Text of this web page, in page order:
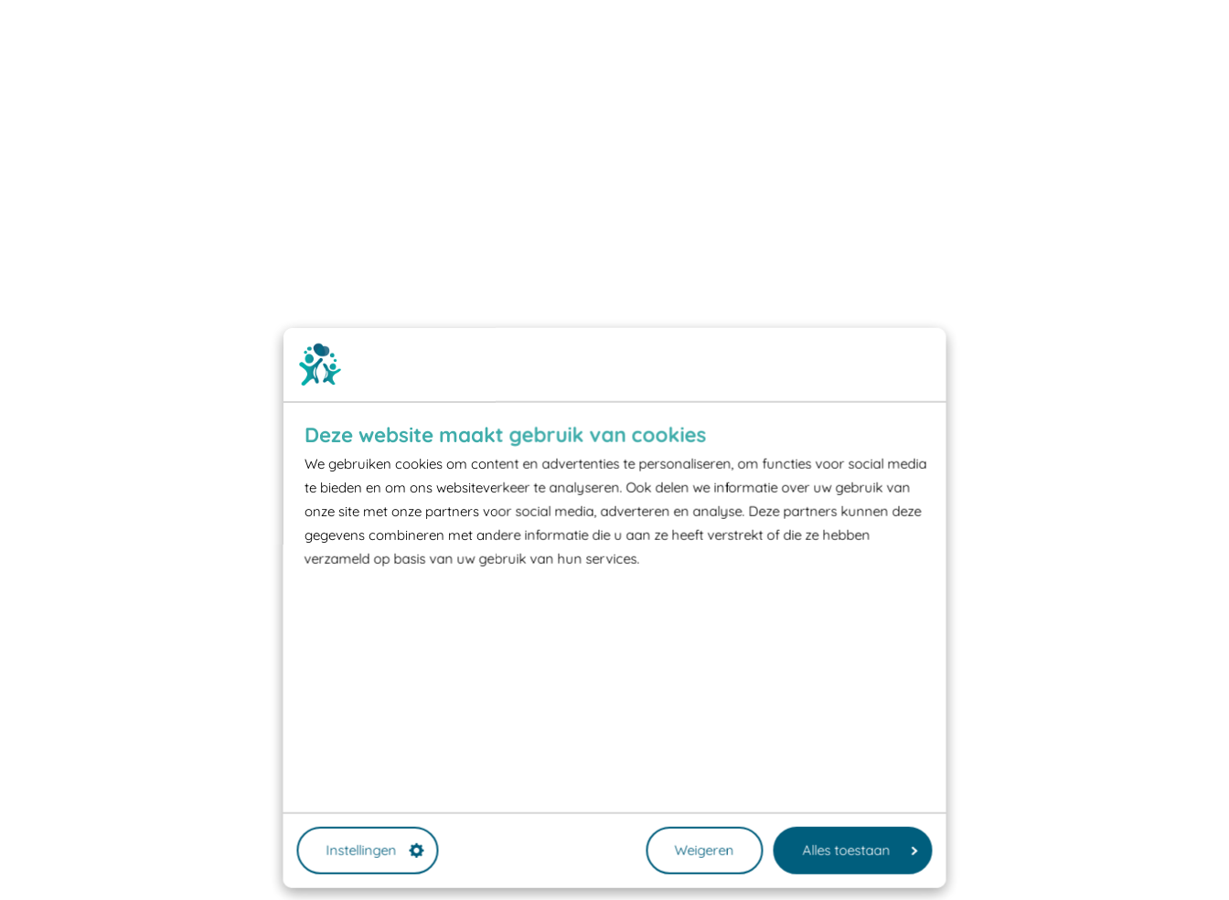
Deze website maakt gebruik van cookies
We gebruiken cookies om content en advertenties te personaliseren, om functies voor social media
te bieden en om ons websiteverkeer te analyseren. Ook delen we informatie over uw gebruik van
onze site met onze partners voor social media, adverteren en analyse. Deze partners kunnen deze
gegevens combineren met andere informatie die u aan ze heeft verstrekt of die ze hebben
verzameld op basis van uw gebruik van hun services.
Instellingen Weigeren Alles toestaan